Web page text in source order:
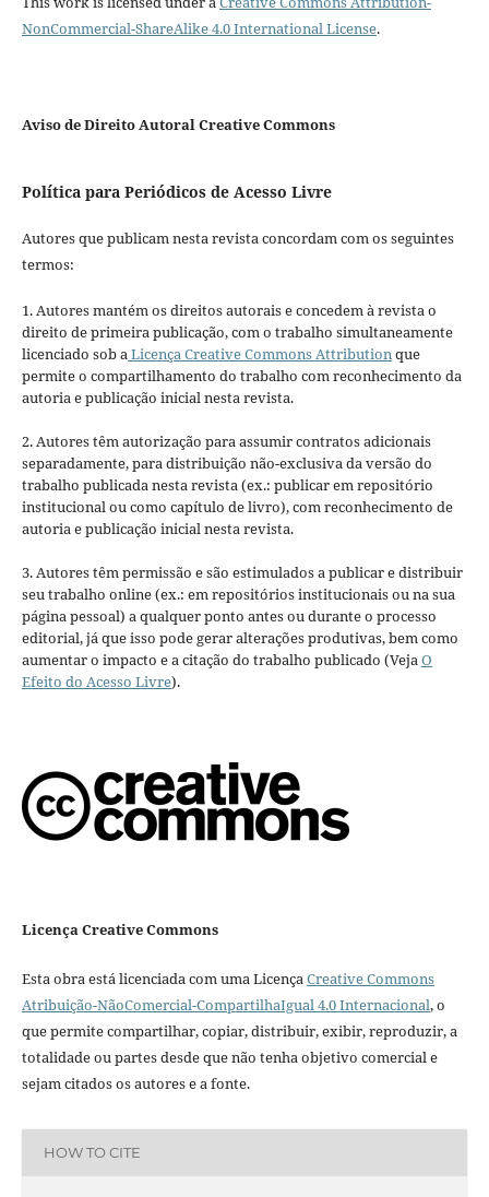
NonCommercial-ShareAlike 4.0 International License.
Aviso de Direito Autoral Creative Commons
Política para Periódicos de Acesso Livre
Autores que publicam nesta revista concordam com os seguintes
termos:
1. Autores mantém os direitos autorais e concedem à revista o
direito de primeira publicação, com o trabalho simultaneamente
licenciado sob aLicença Creative Commons Attributionque
permite o compartilhamento do trabalho com reconhecimento da
autoria e publicação inicial nesta revista.
2. Autores têm autorização para assumir contratos adicionais
separadamente, para distribuição não-exclusiva da versão do
trabalho publicada nesta revista (ex.: publicar em repositório
institucional ou como capítulo de livro), com reconhecimento de
autoria e publicação inicial nesta revista.
3. Autores têm permissão e são estimulados a publicar e distribuir
seu trabalho online (ex.: em repositórios institucionais ou na sua
página pessoal) a qualquer ponto antes ou durante o processo
editorial, já que isso pode gerar alterações produtivas, bem como
aumentar o impacto e a citação do trabalho publicado (VejaO
Efeito do Acesso Livre).
Licença Creative Commons
Esta obra está licenciada com uma Licença Creative Commons
Atribuição-NãoComercial-CompartilhaIgual 4.0 Internacional, o
que permite compartilhar, copiar, distribuir, exibir, reproduzir, a
totalidade ou partes desde que não tenha objetivo comercial e
sejam citados os autores e a fonte.
HOW TO CITE